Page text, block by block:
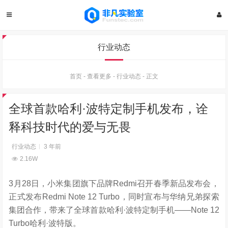
行业动态
首页 - 查看更多 - 行业动态 - 正文
全球首款哈利·波特定制手机发布，诠
释科技时代的爱与无畏
行业动态
3 年前
2.16W
3月28日，小米集团旗下品牌Redmi召开春季新品发布会，
正式发布Redmi Note 12 Turbo，同时宣布与华纳兄弟探索
集团合作，带来了全球首款哈利·波特定制手机——Note 12
Turbo哈利·波特版。